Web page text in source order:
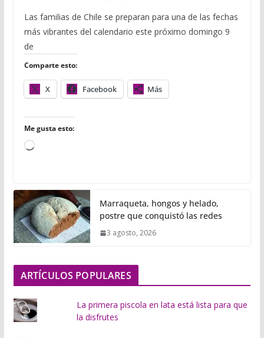
c
b
i
t
m
b
l
a
t
s
a
l
a
l
m
a
Las familias de Chile se preparan para una de las fechas
más vibrantes del calendario este próximo domingo 9
de
Comparte esto:
X Facebook Más
Me gusta esto:
C
g
a
n
d
.
.
Marraqueta, hongos y helado,
postre que conquistó las redes
3 agosto, 2026
ARTÍCULOS POPULARES
La primera piscola en lata está lista para que
la disfrutes